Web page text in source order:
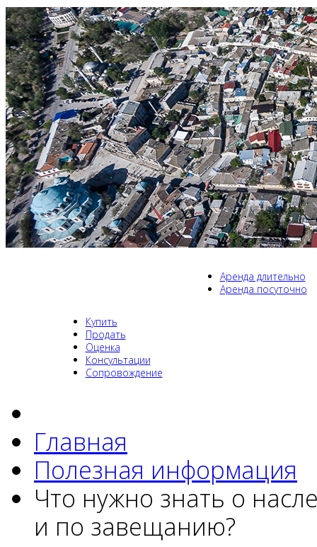
Аренда длительно
Аренда посуточно
Купить
Продать
Оценка
Консультации
Сопровождение
Главная
Полезная информация
Что нужно знать о
и по завещанию?